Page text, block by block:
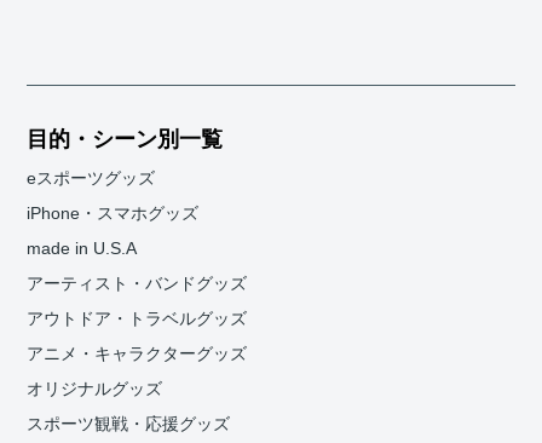
目的・シーン別一覧
eスポーツグッズ
iPhone・スマホグッズ
made in U.S.A
アーティスト・バンドグッズ
アウトドア・トラベルグッズ
アニメ・キャラクターグッズ
オリジナルグッズ
スポーツ観戦・応援グッズ